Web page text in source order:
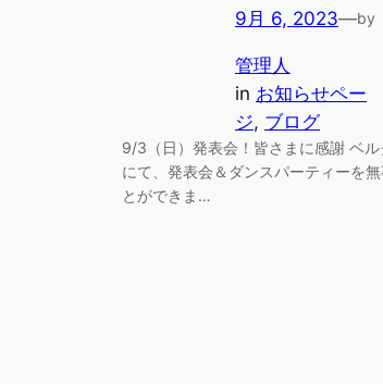
9月 6, 2023—by
管理人
in お知らせペー
ジ, ブログ
9/3（日）発表会！皆さまに感謝 ベ
にて、発表会＆ダンスパーティーを
とができま…